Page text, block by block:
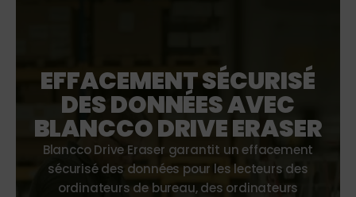
EFFACEMENT SÉCURISÉ
DES DONNÉES AVEC
BLANCCO DRIVE ERASER
Blancco Drive Eraser garantit un effacement
sécurisé des données pour les lecteurs des
ordinateurs de bureau, des ordinateurs